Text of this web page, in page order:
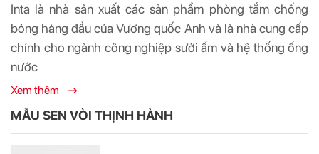
Inta là nhà sản xuất các sản phẩm phòng tắm chống
bỏng hàng đầu của Vương quốc Anh và là nhà cung cấp
chính cho ngành công nghiệp sưởi ấm và hệ thống ống
nước
Xem thêm
MẪU SEN VÒI THỊNH HÀNH